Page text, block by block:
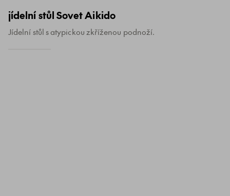
jídelní stůl Sovet Aikido
Jídelní stůl s atypickou zkříženou podnoží.